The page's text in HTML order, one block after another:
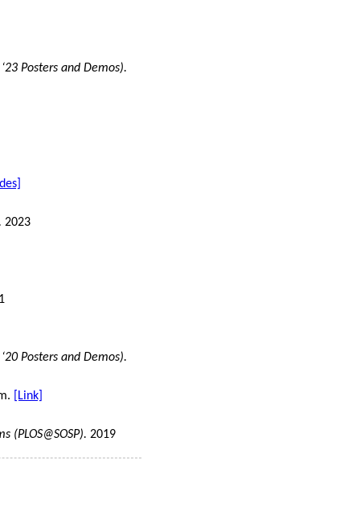
Posters and Demos).
2023
Posters and Demos).
[Link]
2019